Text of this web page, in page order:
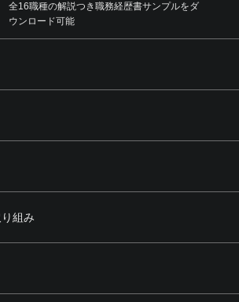
全16職種の解説つき職務経歴書サンプルをダ
ウンロード可能
組み